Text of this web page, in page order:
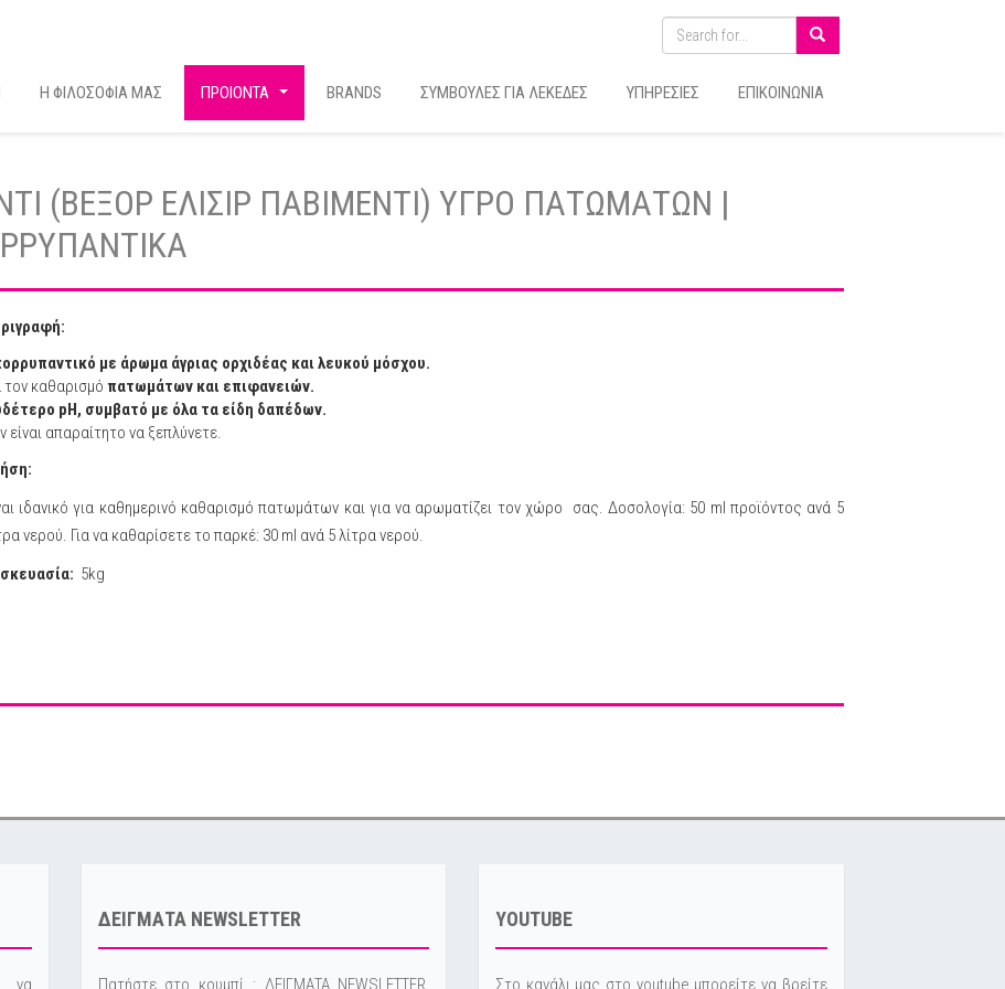
(ΒΕΞΟΡ ΕΛΙΣΙΡ ΠΑΒΙΜΕΝΤΙ) ΥΓΡΟ ΠΑΤΩΜΑΤΩΝ |
με ​​άρωμα άγριας ορχιδέας και λευκού μόσχου.
τον καθαρισμό πατωμάτων και επιφανειών.
pH, συμβατό με όλα τα είδη δαπέδων.
είναι απαραίτητο να ξεπλύνετε.
ιδανικό για καθημερινό καθαρισμό πατωμάτων και για να αρωματίζει τον χώρο σας. Δοσολογία: 50 ml προϊόντος ανά 5
νερού. Για να καθαρίσετε το παρκέ: 30 ml ανά 5 λίτρα νερού.
5kg
Η ΦΙΛΟΣΟΦΙΑ ΜΑΣ ΠΡΟΙΟΝΤΑ BRANDS ΣΥΜΒΟΥΛΕΣ ΓΙΑ ΛΕΚΕΔΕΣ ΥΠΗΡΕΣΙΕΣ ΕΠΙΚΟΙΝΩΝΙΑ
να
ΔΕΙΓΜΑΤΑ NEWSLETTER
Πατήστε στο κουμπί : ΔΕΙΓΜΑΤΑ NEWSLETTER,
YOUTUBE
Στο κανάλι μας στο youtube μπορείτε να βρείτε